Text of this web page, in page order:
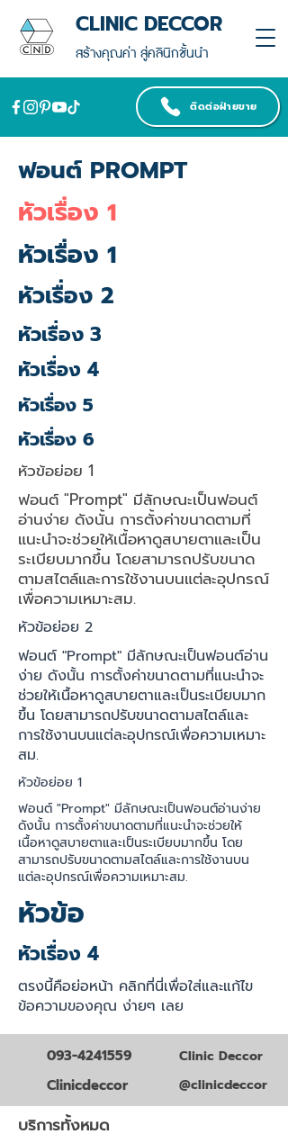
สร้างคุณค่า สู่คลินิกชั้นนำ
CLINIC DECCOR
ติดต่อฝ่ายขาย
ฟอนต์ PROMPT
หัวเรื่อง 1
หัวเรื่อง 1
หัวเรื่อง 2
หัวเรื่อง 3
หัวเรื่อง 4
หัวเรื่อง 5
หัวเรื่อง 6
หัวข้อย่อย 1
ฟอนต์ "Prompt" มีลักษณะเป็นฟอนต์
อ่านง่าย ดังนั้น การตั้งค่าขนาดตามที่
แนะนำจะช่วยให้เนื้อหาดูสบายตาและเป็น
ระเบียบมากขึ้น โดยสามารถปรับขนาด
ตามสไตล์และการใช้งานบนแต่ละอุปกรณ์
เพื่อความเหมาะสม.
หัวข้อย่อย 2
ฟอนต์ "Prompt" มีลักษณะเป็นฟอนต์อ่าน
ง่าย ดังนั้น การตั้งค่าขนาดตามที่แนะนำจะ
ช่วยให้เนื้อหาดูสบายตาและเป็นระเบียบมาก
ขึ้น โดยสามารถปรับขนาดตามสไตล์และ
การใช้งานบนแต่ละอุปกรณ์เพื่อความเหมาะ
สม.
หัวข้อย่อย 1
ฟอนต์ "Prompt" มีลักษณะเป็นฟอนต์อ่านง่าย
ดังนั้น การตั้งค่าขนาดตามที่แนะนำจะช่วยให้
เนื้อหาดูสบายตาและเป็นระเบียบมากขึ้น โดย
สามารถปรับขนาดตามสไตล์และการใช้งานบน
แต่ละอุปกรณ์เพื่อความเหมาะสม.
หัวข้อ
หัวเรื่อง 4
ตรงนี้คือย่อหน้า คลิกที่นี่เพื่อใส่และแก้ไข
ข้อความของคุณ ง่ายๆ เลย
093-4241559
Clinicdeccor
Clinic Deccor
@clinicdeccor
บริการทั้งหมด